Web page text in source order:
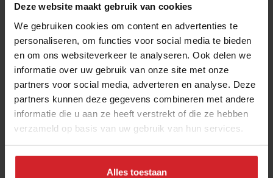
Deze website maakt gebruik van cookies
We gebruiken cookies om content en advertenties te
personaliseren, om functies voor social media te bieden
en om ons websiteverkeer te analyseren. Ook delen we
informatie over uw gebruik van onze site met onze
partners voor social media, adverteren en analyse. Deze
partners kunnen deze gegevens combineren met andere
informatie die u aan ze heeft verstrekt of die ze hebben
verzameld op basis van uw gebruik van hun services.
Alles toestaan
Wat is waar?
5 juni 2014| 1 min